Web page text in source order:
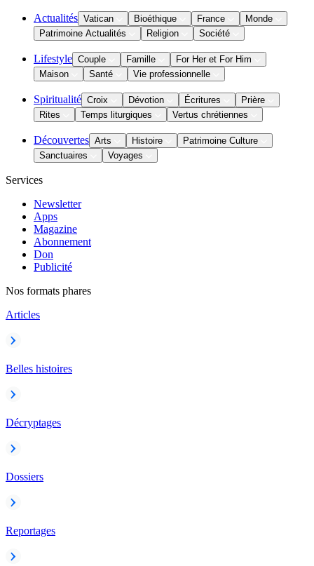
Actualités Vatican Bioéthique France
Monde
Patrimoine Actualités
Religion Société
Lifestyle Couple Famille
For Her et For Him
Maison
Santé Vie professionnelle
Spiritualité Croix Dévotion Écritures
Prière
Rites
Temps liturgiques Vertus chrétiennes
Découvertes Arts Histoire
Patrimoine Culture
Sanctuaires
Voyages
Services
Newsletter
Apps
Magazine
Abonnement
Don
Publicité
Nos formats phares
Articles
Belles histoires
Décryptages
Dossiers
Reportages